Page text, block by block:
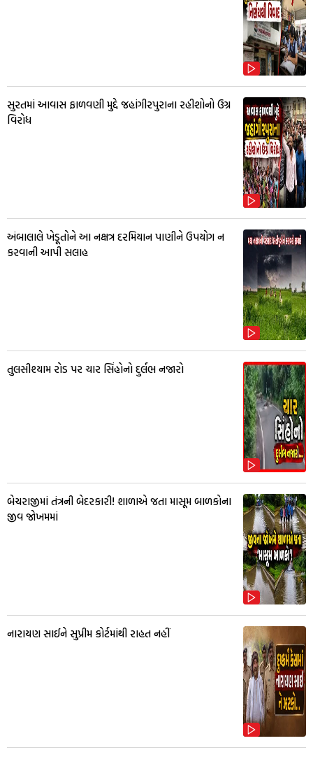
સુરતમાં આવાસ ફાળવણી મુદ્દે જહાંગીરપુરાના રહીશોનો ઉગ્ર
વિરોધ
અંબાલાલે ખેડૂતોને આ નક્ષત્ર દરમિયાન પાણીને ઉપયોગ ન
કરવાની આપી સલાહ
તુલસીશ્યામ રોડ પર ચાર સિંહોનો દુર્લભ નજારો
બેચરાજીમાં તંત્રની બેદરકારી! શાળાએ જતા માસૂમ બાળકોના
જીવ જોખમમાં
નારાયણ સાઈને સુપ્રીમ કોર્ટમાંથી રાહત નહીં